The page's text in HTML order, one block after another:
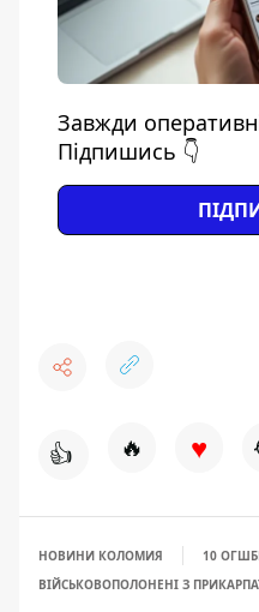
Завжди
Підпишись 👇
👍 🔥 ♥
НОВИНИ КОЛОМИЯ
10
ВІЙСЬКОВОПОЛОНЕНІ З